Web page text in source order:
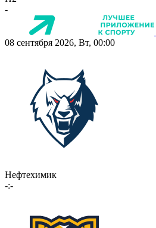
-
08 сентября 2026, Вт, 00:00
Нефтехимик
-:-